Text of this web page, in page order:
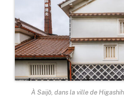
À Saijō, dans la ville de